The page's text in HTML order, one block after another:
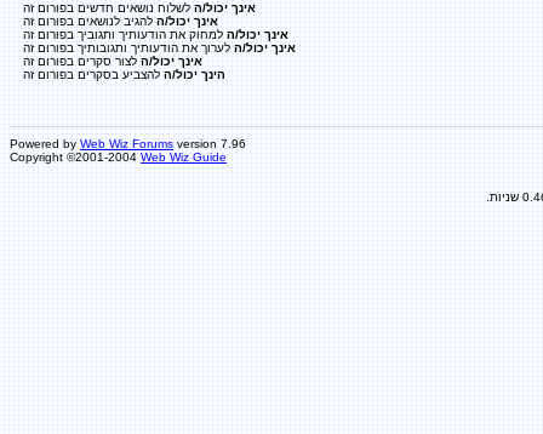
אינך יכול/ה לשלוח נושאים חדשים בפורום זה
אינך יכול/ה להגיב לנושאים בפורום זה
אינך יכול/ה למחוק את הודעותיך ותגוביך בפורום זה
אינך יכול/ה לערוך את הודעותיך ותגובותיך בפורום זה
אינך יכול/ה לצור סקרים בפורום זה
הינך יכול/ה להצביע בסקרים בפורום זה
Powered by Web Wiz Forums version 7.96
Copyright ©2001-2004 Web Wiz Guide